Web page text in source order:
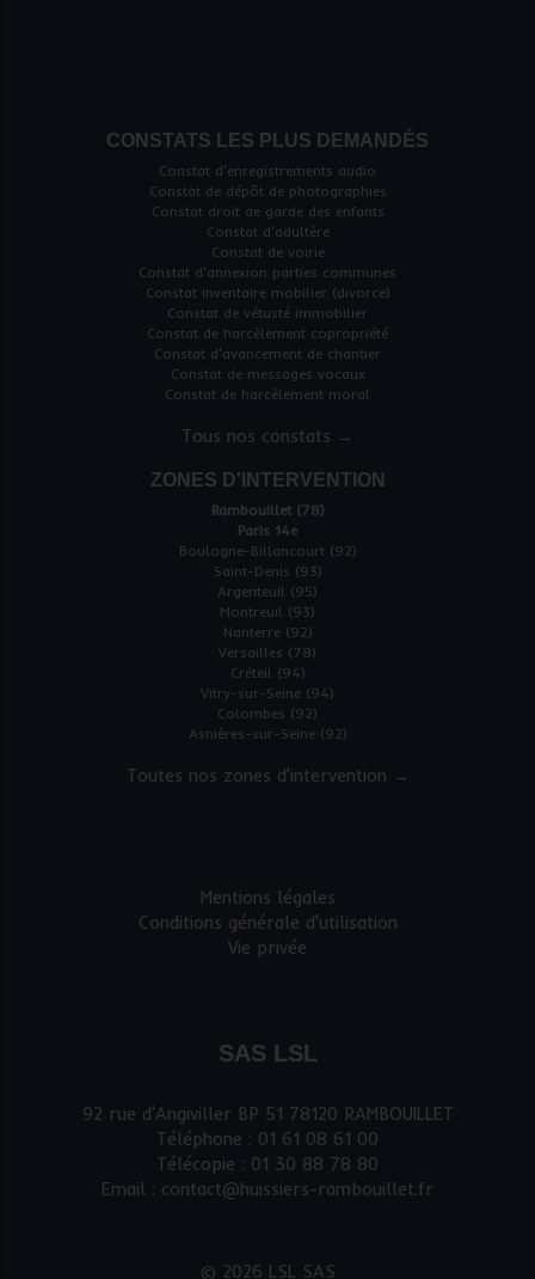
CONSTATS LES PLUS DEMANDÉS
Constat d'enregistrements audio
Constat de dépôt de photographies
Constat droit de garde des enfants
Constat d'adultère
Constat de voirie
Constat d'annexion parties communes
Constat inventaire mobilier (divorce)
Constat de vétusté immobilier
Constat de harcèlement copropriété
Constat d'avancement de chantier
Constat de messages vocaux
Constat de harcèlement moral
Tous nos constats →
ZONES D'INTERVENTION
Rambouillet (78)
Paris 14e
Boulogne-Billancourt (92)
Saint-Denis (93)
Argenteuil (95)
Montreuil (93)
Nanterre (92)
Versailles (78)
Créteil (94)
Vitry-sur-Seine (94)
Colombes (92)
Asnières-sur-Seine (92)
Toutes nos zones d'intervention →
Mentions légales
Conditions générale d'utilisation
Vie privée
SAS LSL
92 rue d'Angiviller BP 51 78120 RAMBOUILLET
Téléphone : 01 61 08 61 00
Télécopie : 01 30 88 78 80
Email : contact@huissiers-rambouillet.fr
© 2026 LSL SAS